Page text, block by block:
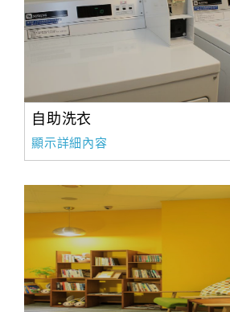
自助洗衣
顯示詳細內容